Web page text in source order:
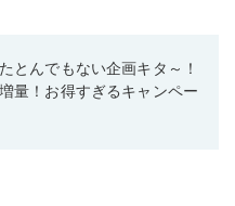
とんでもない企画キタ～！
量！お得すぎるキャンペー